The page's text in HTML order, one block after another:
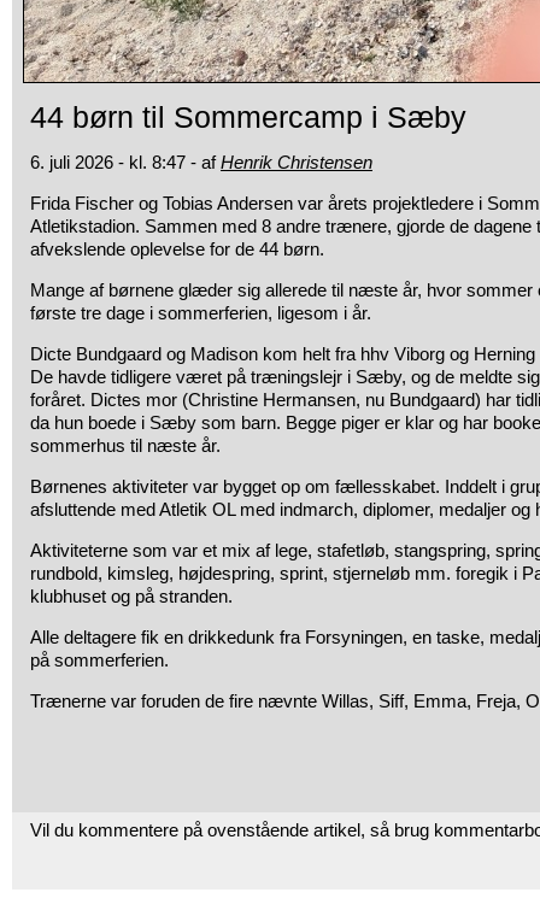
44 børn til Sommercamp i Sæby
6. juli 2026 - kl. 8:47 - afHenrik Christensen
Frida Fischer og Tobias Andersen var årets projektledere i
Atletikstadion. Sammen med 8 andre trænere, gjorde de
afvekslende oplevelse for de 44 børn.
Mange af børnene glæder sig allerede til næste år, hvor sommer
første tre dage i sommerferien, ligesom i år.
Dicte Bundgaard og Madison kom helt fra hhv Viborg og
De havde tidligere været på træningslejr i Sæby, og de meldte
foråret. Dictes mor (Christine Hermansen, nu Bundgaard) har
da hun boede i Sæby som barn. Begge piger er klar og har
sommerhus til næste år.
Børnenes aktiviteter var bygget op om fællesskabet. Inddelt i
afsluttende med Atletik OL med indmarch, diplomer, medaljer og
Aktiviteterne som var et mix af lege, stafetløb, stangspring,
rundbold, kimsleg, højdespring, sprint, stjerneløb mm. foregik i
klubhuset og på stranden.
Alle deltagere fik en drikkedunk fra Forsyningen, en taske,
på sommerferien.
Trænerne var foruden de fire nævnte Willas, Siff, Emma, Freja,
Vil du kommentere på ovenstående artikel, så brug